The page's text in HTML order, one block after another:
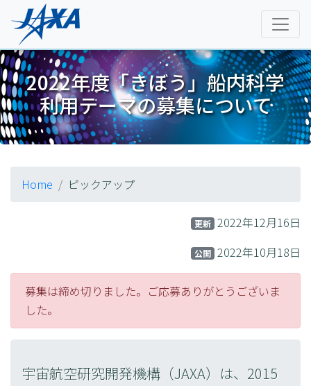
2022年度「きぼう」船内科学
利用テーマの募集について
Home ピックアップ
更新 2022年12月16日
公開 2022年10月18日
募集は締め切りました。ご応募ありがとうございま
した。
宇宙航空研究開発機構（JAXA）は、2015